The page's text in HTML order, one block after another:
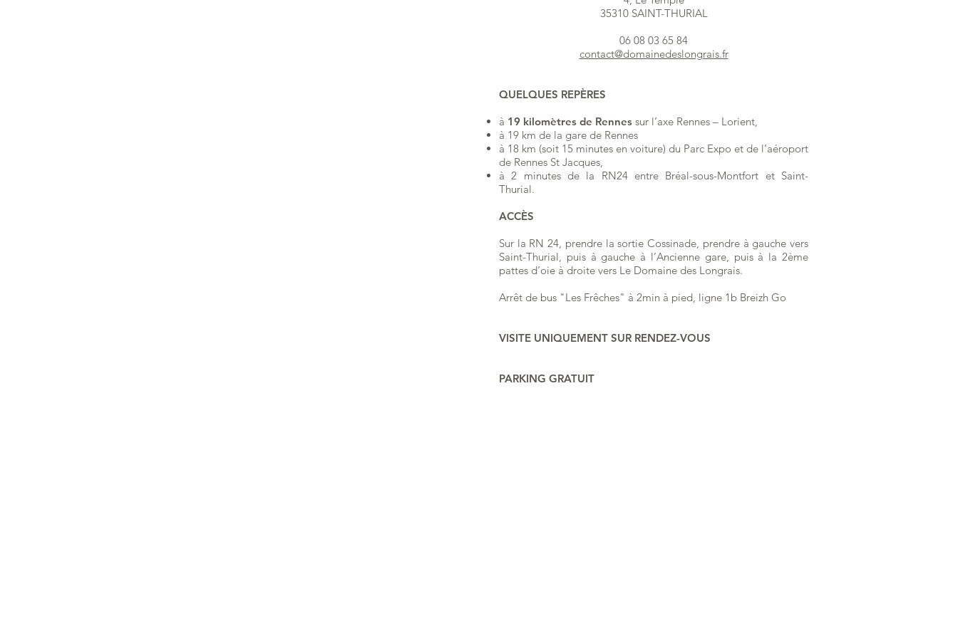
35310 SAINT-THURIAL
06 08 03 65 84
contact@domainedeslongrais.fr
QUELQUES REPÈRES
à 19 kilomètres de Rennes sur l’axe Rennes – Lorient,
à 19 km de la gare de Rennes
à 18 km (soit 15 minutes en voiture) du Parc Expo et de l’aéroport
de Rennes St Jacques,
à 2 minutes de la RN24 entre Bréal-sous-Montfort et Saint-
Thurial.
ACCÈS
Sur la RN 24, prendre la sortie Cossinade, prendre à gauche vers
Saint-Thurial, puis à gauche à l’Ancienne gare, puis à la 2ème
pattes d’oie à droite vers Le Domaine des Longrais.
Arrêt de bus "Les Frêches" à 2min à pied, ligne 1b Breizh Go
VISITE UNIQUEMENT SUR RENDEZ-VOUS
PARKING GRATUIT